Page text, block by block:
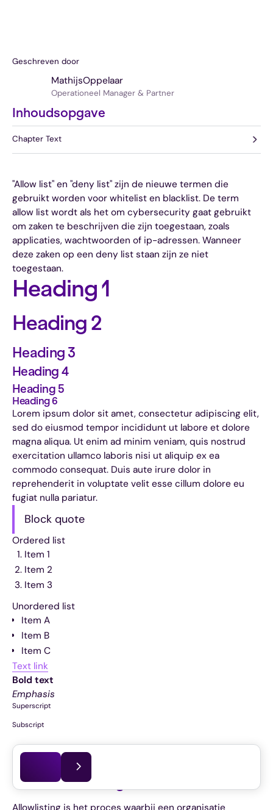
Geschreven door
MathijsOppelaar
Operationeel Manager & Partner
Inhoudsopgave
Chapter Text
"Allow list" en "deny list" zijn de nieuwe termen die
gebruikt worden voor whitelist en blacklist. De term
allow list wordt als het om cybersecurity gaat gebruikt
om zaken te beschrijven die zijn toegestaan, zoals
applicaties, wachtwoorden of ip-adressen. Wanneer
deze zaken op een deny list staan zijn ze niet
toegestaan.
Heading 1
Heading 2
Heading 3
Heading 4
Heading 5
Heading 6
Lorem ipsum dolor sit amet, consectetur adipiscing elit,
sed do eiusmod tempor incididunt ut labore et dolore
magna aliqua. Ut enim ad minim veniam, quis nostrud
exercitation ullamco laboris nisi ut aliquip ex ea
commodo consequat. Duis aute irure dolor in
reprehenderit in voluptate velit esse cillum dolore eu
fugiat nulla pariatur.
Block quote
Ordered list
Item 1
Item 2
Item 3
Unordered list
Item A
Item B
Item C
Text link
Bold text
Emphasis
Superscript
Subscript
Dit artikel is voor het laatst bijgewerkt op
Wat is allowlisting?
Allowlisting is het proces waarbij een organisatie